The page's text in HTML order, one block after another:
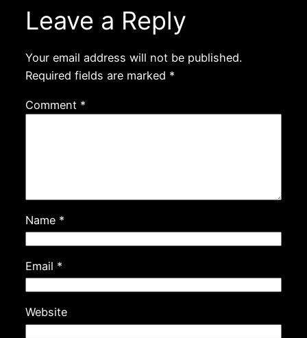
Leave a Reply
Your email address will not be published.
Required fields are marked *
Comment *
Name *
Email *
Website